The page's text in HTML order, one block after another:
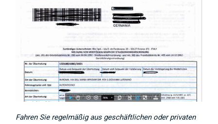
Fahren Sie regelmäßig aus geschäftlichen oder privaten